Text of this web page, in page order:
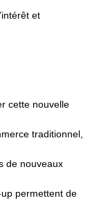
et
cette nouvelle
traditionnel,
de nouveaux
permettent de